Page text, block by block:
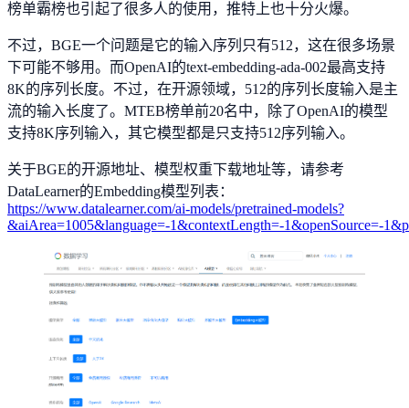
榜单霸榜也引起了很多人的使用，推特上也十分火爆。
不过，BGE一个问题是它的输入序列只有512，这在很多场景
下可能不够用。而OpenAI的text-embedding-ada-002最高支持
8K的序列长度。不过，在开源领域，512的序列长度输入是主
流的输入长度了。MTEB榜单前20名中，除了OpenAI的模型
支持8K序列输入，其它模型都是只支持512序列输入。
关于BGE的开源地址、模型权重下载地址等，请参考
DataLearner的Embedding模型列表：
https://www.datalearner.com/ai-models/pretrained-models?
&aiArea=1005&language=-1&contextLength=-1&openSource=-